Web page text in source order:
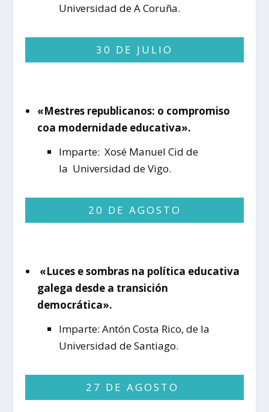
Universidad de A Coruña.
30 DE JULIO
«Mestres republicanos: o compromiso
coa modernidade educativa».
Imparte: Xosé Manuel Cid de
la Universidad de Vigo.
20 DE AGOSTO
«Luces e sombras na política educativa
galega desde a transición
democrática».
Imparte: Antón Costa Rico, de la
Universidad de Santiago.
27 DE AGOSTO